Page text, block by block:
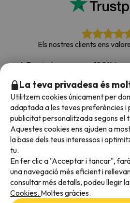
Els nostres clients ens
A Esquiades.com som 100%
opinió, totes les enquestes que
web són de
Confia en nosaltres|Hem
700.000 persones
Acceptem
La teva privadesa és
Utilitzem cookies únicament per
adaptada a les teves preferències i
publicitat personalitzada segons el
Aquestes cookies ens ajuden a
la base dels teus interessos i
tu.
En fer clic a "Acceptar i tancar",
una navegació més eficient i
consultar més detalls, podeu llegir
Cookies. Moltes gràcies.